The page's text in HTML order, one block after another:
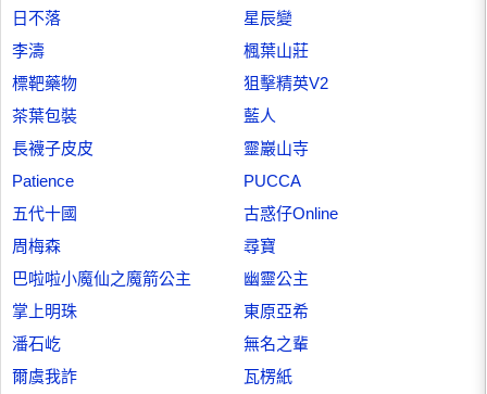
日不落
星辰變
李濤
楓葉山莊
標靶藥物
狙擊精英V2
茶葉包裝
藍人
長襪子皮皮
靈巖山寺
Patience
PUCCA
五代十國
古惑仔Online
周梅森
尋寶
巴啦啦小魔仙之魔箭公主
幽靈公主
掌上明珠
東原亞希
潘石屹
無名之輩
爾虞我詐
瓦楞紙